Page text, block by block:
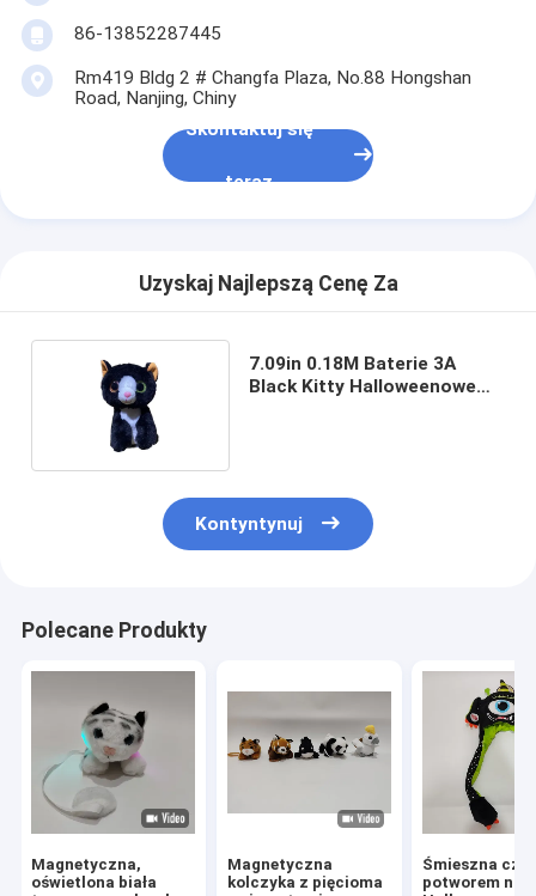
86-13852287445
Rm419 Bldg 2 # Changfa Plaza, No.88 Hongshan
Road, Nanjing, Chiny
Skontaktuj się
teraz
Uzyskaj Najlepszą Cenę Za
7.09in 0.18M Baterie 3A
Black Kitty Halloweenowe
Kontyntynuj
Polecane Produkty
Magnetyczna,
oświetlona biała
Magnetyczna
kolczyka z pięcioma
Śmieszna
potworem na